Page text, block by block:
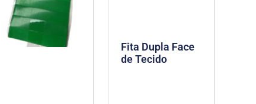
Fita Dupla Face
de Tecido